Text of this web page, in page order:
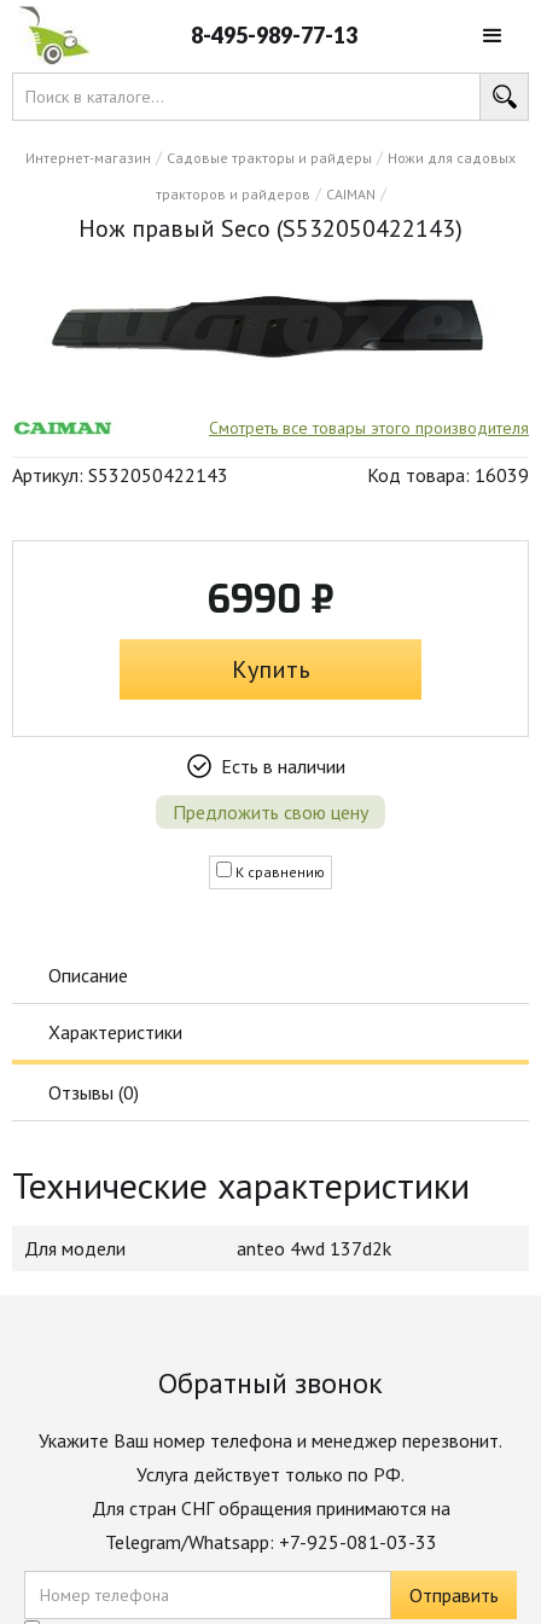
8-495-989-77-13
Интернет-магазин / Садовые тракторы и райдеры / Ножи для садовых
тракторов и райдеров / CAIMAN /
Нож правый Seco (S532050422143)
Смотреть все товары этого производителя
Артикул: S532050422143 Код товара: 16039
6990 ₽
Купить
Есть в наличии
Предложить свою цену
К сравнению
Описание
Характеристики
Отзывы (0)
Технические характеристики
Для модели anteo 4wd 137d2k
Обратный звонок
Укажите Ваш номер телефона и менеджер перезвонит.
Услуга действует только по РФ.
Для стран СНГ обращения принимаются на
Telegram/Whatsapp: +7-925-081-03-33